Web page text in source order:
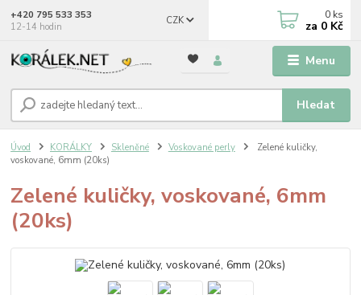
Menu
CZK
Hledat
+420 795 533 353
12-14 hodin
0 ks
za 0 Kč
Úvod KORÁLKY Skleněné Voskované perly
Zelené kuličky,
voskované, 6mm (20ks)
Zelené kuličky, voskované, 6mm
(20ks)